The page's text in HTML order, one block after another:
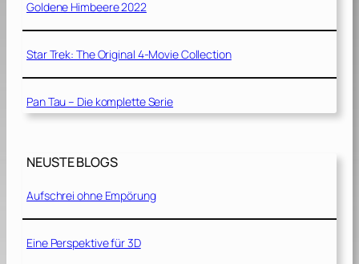
Goldene Himbeere 2022
Star Trek: The Original 4-Movie Collection
Pan Tau – Die komplette Serie
NEUSTE BLOGS
Aufschrei ohne Empörung
Eine Perspektive für 3D